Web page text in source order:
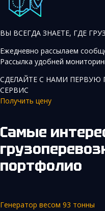
ВЫ ВСЕГДА ЗНАЕТЕ, ГДЕ ГРУЗ
Ежедневно рассылаем
Рассылка удобней
СДЕЛАЙТЕ С НАМИ
СЕРВИС
Получить цену
Самые интересные
портфолио
Генератор весом 93 тонны